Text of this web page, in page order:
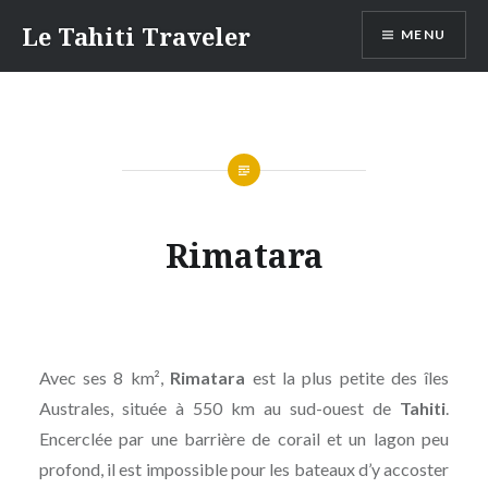
contenu
Le Tahiti Traveler MENU
Rimatara
Avec ses 8 km², Rimatara est la plus petite des îles
Australes, située à 550 km au sud-ouest de Tahiti.
Encerclée par une barrière de corail et un lagon peu
profond, il est impossible pour les bateaux d’y accoster